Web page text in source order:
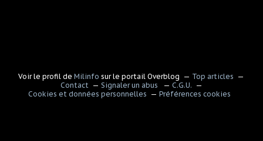
Voir le profil deMilinfo sur le portail Overblog
Top articles
Contact
Signaler un abus
C.G.U.
Cookies et données personnelles
Préférences cookies